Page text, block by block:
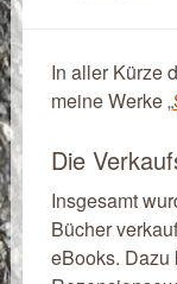
In aller Kürze
meine Werke „
Die
Insgesamt
Bücher
eBooks. Dazu